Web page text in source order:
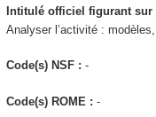
Intitulé officiel figurant
Analyser l’activité :
Code(s) NSF : -
Code(s) ROME : -